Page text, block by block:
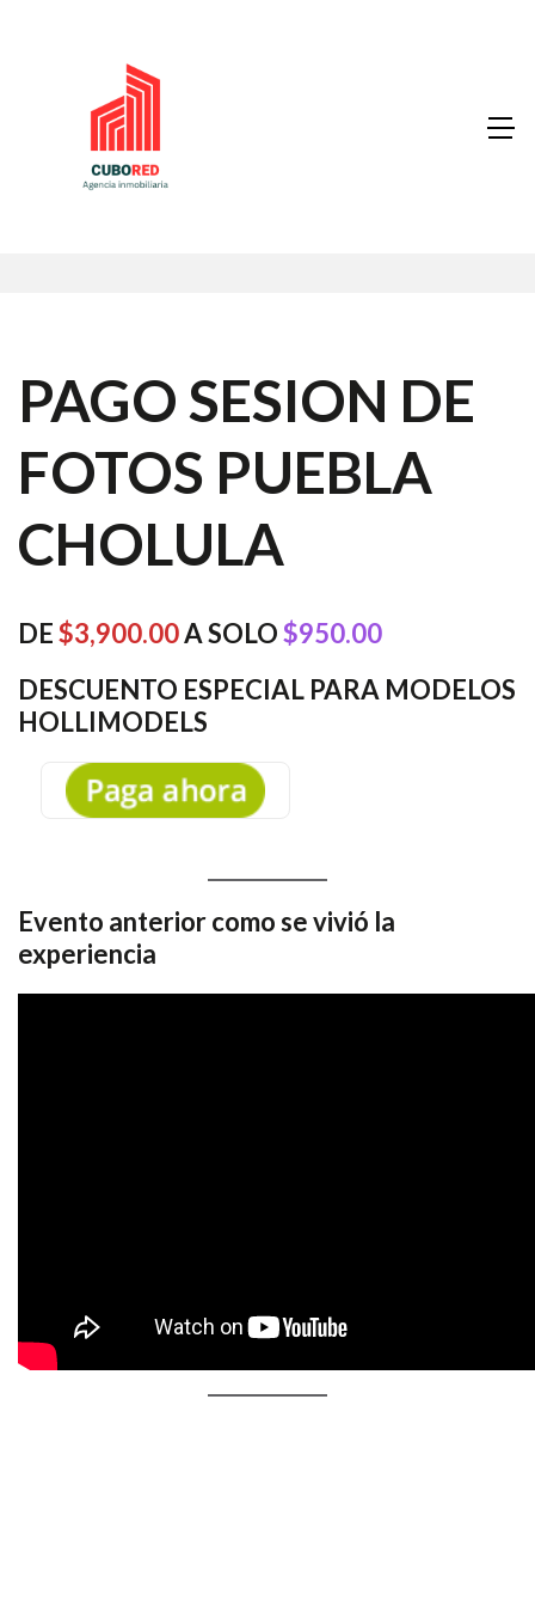
PAGO SESION DE
FOTOS PUEBLA
CHOLULA
DE$3,900.00A SOLO$950.00
DESCUENTO ESPECIAL PARA MODELOS
HOLLIMODELS
Evento anterior como se vivió la
experiencia